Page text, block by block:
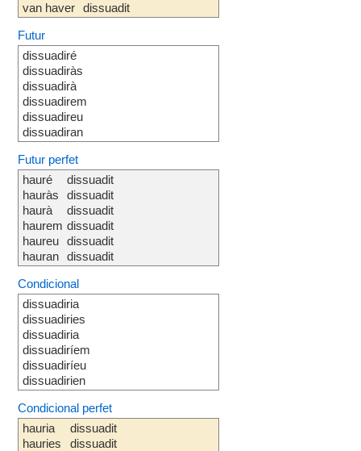
van haver dissuadit
Futur
dissuadiré
dissuadiràs
dissuadirà
dissuadirem
dissuadireu
dissuadiran
Futur perfet
hauré
hauràs
haurà
haurem
haureu
hauran
dissuadit
dissuadit
dissuadit
dissuadit
dissuadit
dissuadit
Condicional
dissuadiria
dissuadiries
dissuadiria
dissuadiríem
dissuadiríeu
dissuadirien
Condicional perfet
hauria
hauries
dissuadit
dissuadit